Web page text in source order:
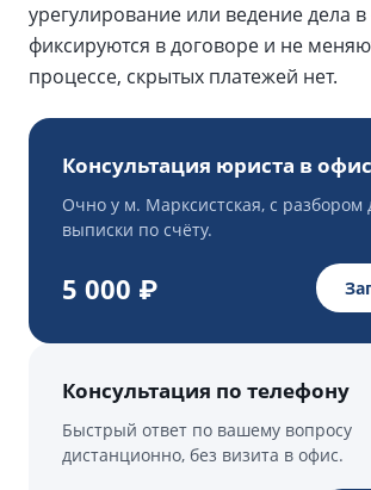
урегулирование или ведение дела в
фиксируются в договоре и не
процессе, скрытых платежей нет.
Консультация юриста в
Очно у м. Марксистская, с разбором
выписки по счёту.
5 000 ₽
Консультация по телефону
Быстрый ответ по вашему вопросу
дистанционно, без визита в офис.